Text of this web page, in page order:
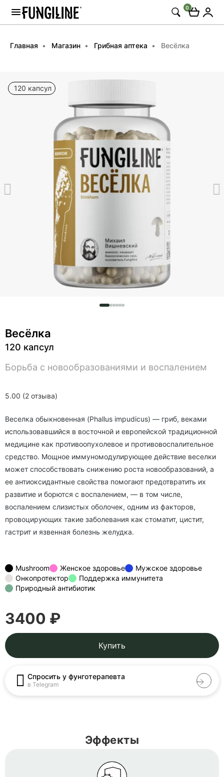
0
Главная Магазин Грибная аптека Весёлка
120 капсул
5.00 (2 отзыва)
Весёлка
120 капсул
Борьба с новообразованиями и воспалением
Веселка обыкновенная (Phallus impudicus) — гриб, веками
использовавшийся в восточной и европейской традиционной
медицине как противоопухолевое и противовоспалительное
средство. Мощное иммуномодулирующее действие веселки
может способствовать снижению роста новообразований, а
ее антиоксидантные свойства помогают предотвратить их
развитие и борются с воспалением, — в том числе,
воспалением слизистых оболочек, одним из факторов,
провоцирующих такие заболевания как стоматит, цистит,
гастрит и язвенная болезнь желудка.
Mushroom Женское здоровье
Мужское здоровье
Онкопротектор
Поддержка иммунитета
Природный антибиотик
3400 ₽
Купить
Спросить у фунготерапевта
в Telegram
Эффекты